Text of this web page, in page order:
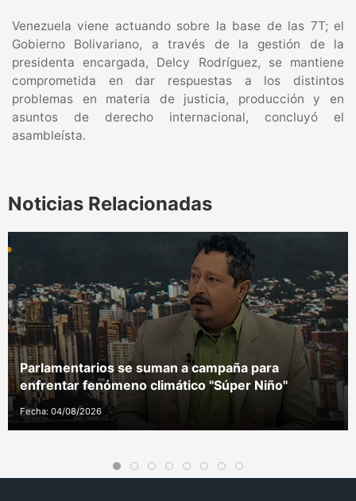
Venezuela viene actuando sobre la base de las 7T; el
Gobierno Bolivariano, a través de la gestión de la
presidenta encargada, Delcy Rodríguez, se mantiene
comprometida en dar respuestas a los distintos
problemas en materia de justicia, producción y en
asuntos de derecho internacional, concluyó el
asambleísta.
Noticias Relacionadas
Parlamentarios se suman a campaña para
enfrentar fenómeno climático "Súper Niño"
Fecha: 04/08/2026